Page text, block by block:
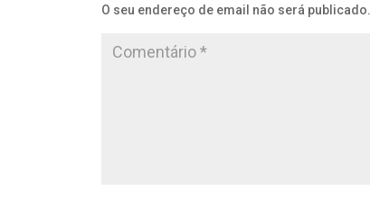
O seu endereço de email não será publicado.